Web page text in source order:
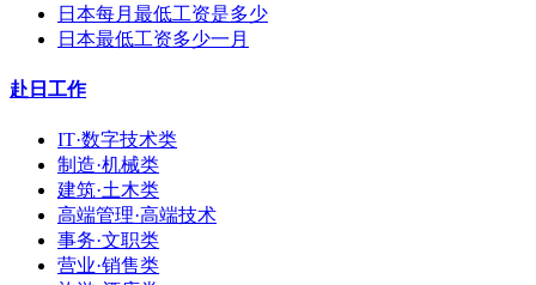
日本每月最低工资是多少
日本最低工资多少一月
赴日工作
IT·数字技术类
制造·机械类
建筑·土木类
高端管理·高端技术
事务·文职类
营业·销售类